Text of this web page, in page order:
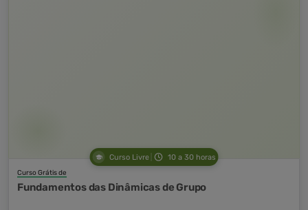
Curso Livre 10 a 30 horas
Curso Grátis de
Fundamentos das Dinâmicas de Grupo